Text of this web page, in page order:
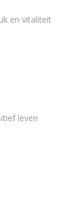
en vitaliteit
leven